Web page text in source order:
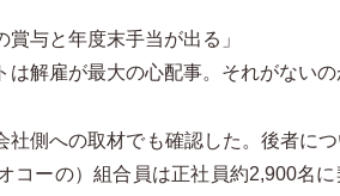
賞与と年度末手当が出る」
は解雇が最大の心配事。それがないの
側への取材でも確認した。後者に
コーの）組合員は正社員約2,900名